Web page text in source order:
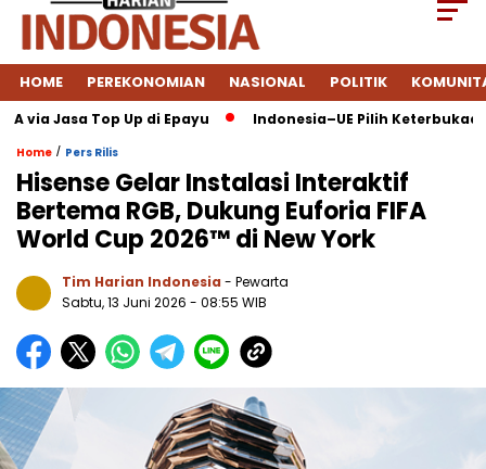
HOME PEREKONOMIAN NASIONAL POLITIK
via Jasa Top Up di Epayu Indonesia–UE Pilih
Home / Pers Rilis
Hisense Gelar Instalasi Interaktif
Bertema RGB, Dukung Euforia FIFA
World Cup 2026™ di New York
Tim Harian Indonesia - Pewarta
Sabtu, 13 Juni 2026 - 08:55 WIB